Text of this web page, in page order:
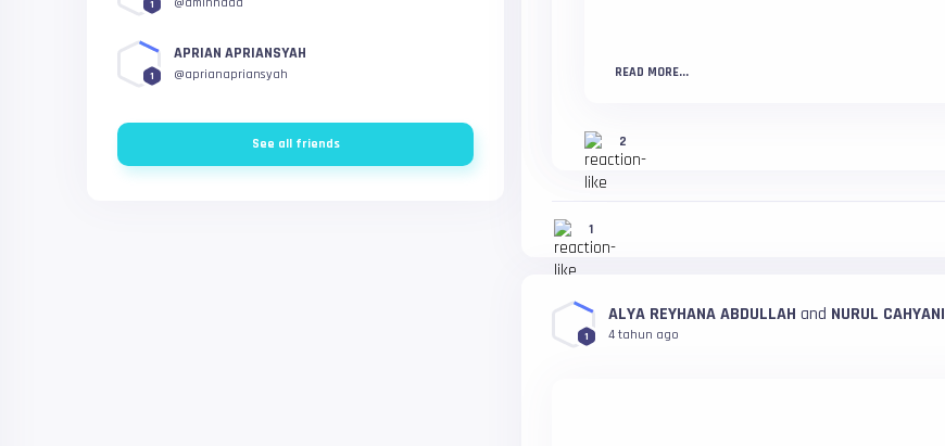
1
1
APRIAN APRIANSYAH
@aprianapriansyah
See all friends
READ MORE...
2
1
1
ALYA REYHANA ABDULLAH and NURUL CAHYANI
4 tahun ago